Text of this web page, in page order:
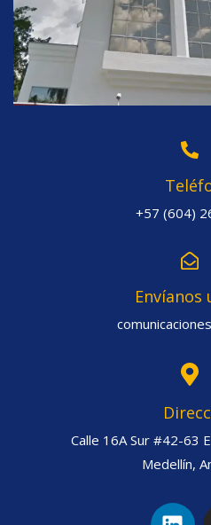
+57 (604)
Envíanos
Calle 16A Sur #42-63
Medellín,